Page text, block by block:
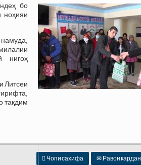
бо
ноҳияи
нигоҳ
Литсеи
тақдим
 Чопи саҳифа ✉ Равон кардан